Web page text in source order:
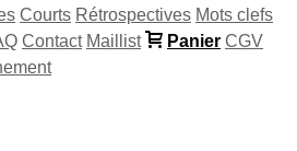
Courts Rétrospectives Mots clefs
Contact Maillist Panier CGV